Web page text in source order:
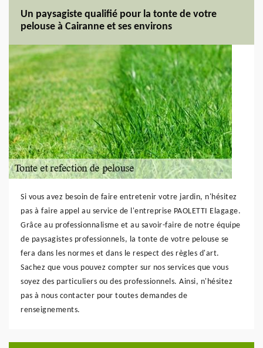
Un paysagiste qualifié pour la tonte de votre
pelouse à Cairanne et ses environs
Si vous avez besoin de faire entretenir votre jardin, n'hésitez
pas à faire appel au service de l'entreprise PAOLETTI Elagage.
Grâce au professionnalisme et au savoir-faire de notre équipe
de paysagistes professionnels, la tonte de votre pelouse se
fera dans les normes et dans le respect des règles d'art.
Sachez que vous pouvez compter sur nos services que vous
soyez des particuliers ou des professionnels. Ainsi, n'hésitez
pas à nous contacter pour toutes demandes de
renseignements.